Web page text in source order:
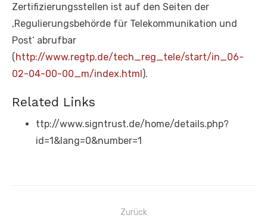
Zertifizierungsstellen ist auf den Seiten der
‚Regulierungsbehörde für Telekommunikation und
Post‘ abrufbar
(http://www.regtp.de/tech_reg_tele/start/in_06-
02-04-00-00_m/index.html).
Related Links
ttp://www.signtrust.de/home/details.php?
id=1&lang=0&number=1
Beitragsnavigation
Zurück